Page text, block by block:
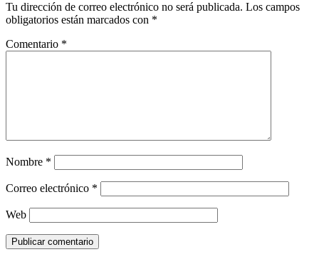
Tu dirección de correo electrónico no será publicada. Los campos
obligatorios están marcados con *
Comentario *
Nombre *
Correo electrónico *
Web